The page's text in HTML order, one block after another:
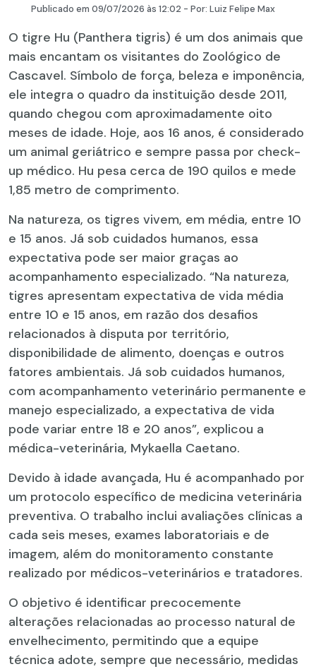
Publicado em 09/07/2026 às 12:02 - Por: Luiz Felipe Max
O tigre Hu (Panthera tigris) é um dos animais que
mais encantam os visitantes do Zoológico de
Cascavel. Símbolo de força, beleza e imponência,
ele integra o quadro da instituição desde 2011,
quando chegou com aproximadamente oito
meses de idade. Hoje, aos 16 anos, é considerado
um animal geriátrico e sempre passa por check-
up médico. Hu pesa cerca de 190 quilos e mede
1,85 metro de comprimento.
Na natureza, os tigres vivem, em média, entre 10
e 15 anos. Já sob cuidados humanos, essa
expectativa pode ser maior graças ao
acompanhamento especializado. “Na natureza,
tigres apresentam expectativa de vida média
entre 10 e 15 anos, em razão dos desafios
relacionados à disputa por território,
disponibilidade de alimento, doenças e outros
fatores ambientais. Já sob cuidados humanos,
com acompanhamento veterinário permanente e
manejo especializado, a expectativa de vida
pode variar entre 18 e 20 anos”, explicou a
médica-veterinária, Mykaella Caetano.
Devido à idade avançada, Hu é acompanhado por
um protocolo específico de medicina veterinária
preventiva. O trabalho inclui avaliações clínicas a
cada seis meses, exames laboratoriais e de
imagem, além do monitoramento constante
realizado por médicos-veterinários e tratadores.
O objetivo é identificar precocemente
alterações relacionadas ao processo natural de
envelhecimento, permitindo que a equipe
técnica adote, sempre que necessário, medidas